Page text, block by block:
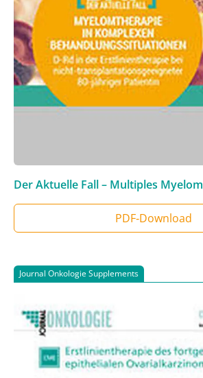
Der Aktuelle Fall – Multiples Myelom
PDF‑Download
Journal Onkologie Supplements